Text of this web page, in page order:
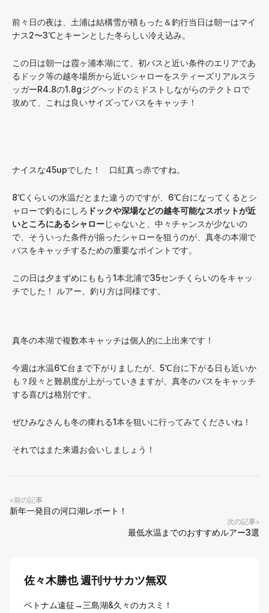
前々日の夜は、土浦は結構雪が積もった＆釣行当日は朝一はマイ
ナス2〜3℃とキーンとした冬らしい冷え込み。
この日は朝一は霞ヶ浦本湖にて、初バスと近い条件のエリアであ
るドック等の越冬場所から近いシャローをスティーズリアルスラ
ッガーR4.8の1.8gジグヘッドのミドストしながらのテクトロで
攻めて、これは良いサイズってバスをキャッチ！
ナイスな45upでした！ 口紅真っ赤ですね。
8℃くらいの水温だとまた違うのですが、6℃台になってくるとシ
ャローで釣るにしろ ドックや深場などの越冬可能なスポットが近
いところにあるシャローじゃないと、中々チャンスが少ないの
で、そういった条件が揃ったシャローを狙うのが、真冬の本湖で
バスをキャッチするための重要なポイントです。
この日は夕まずめにももう1本北浦で35センチくらいのをキャッ
チでした！ ルアー、釣り方は同様です。
真冬の本湖で複数本キャッチは個人的に上出来です！
今週は水温6℃台まで下がりましたが、5℃台に下がる日も近いか
も？段々と難易度が上がっていきますが、真冬のバスをキャッチ
する喜びは格別です。
ぜひみなさんも冬の痺れる1本を狙いに行ってみてくださいね！
それではまた来週お会いしましょう！
<前の記事
新年一発目の河口湖レポート！
次の記事>
最低水温までのおすすめルアー3選
佐々木勝也 週刊ササカツ無双
ベトナム遠征→三島湖&久々のカスミ！